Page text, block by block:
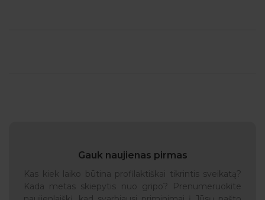
Gauk naujienas pirmas
Kas kiek laiko būtina profilaktiškai tikrintis sveikatą?
Kada metas skiepytis nuo gripo? Prenumeruokite